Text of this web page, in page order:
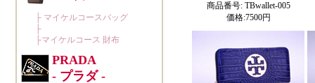
商品番号: TBwallet-005
価格:7500円